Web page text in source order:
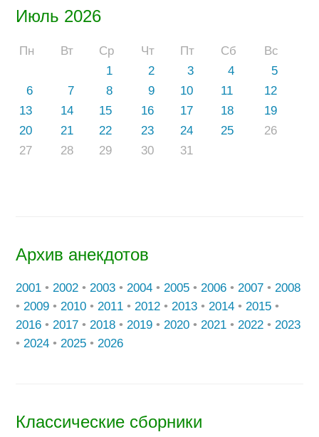
Июль 2026
Пн Вт Ср Чт Пт Сб
Вс
1
2 3 4
5
6
7 8 9 10 11
12
13
14 15 16 17 18
19
20
21 22 23 24 25
26
27
28 29 30 31
Архив анекдотов
2001 • 2002 • 2003 • 2004 • 2005 • 2006 • 2007 • 2008
• 2009 • 2010 • 2011 • 2012 • 2013 • 2014 • 2015 •
2016 • 2017 • 2018 • 2019 • 2020 • 2021 • 2022 • 2023
• 2024 • 2025 • 2026
Классические сборники